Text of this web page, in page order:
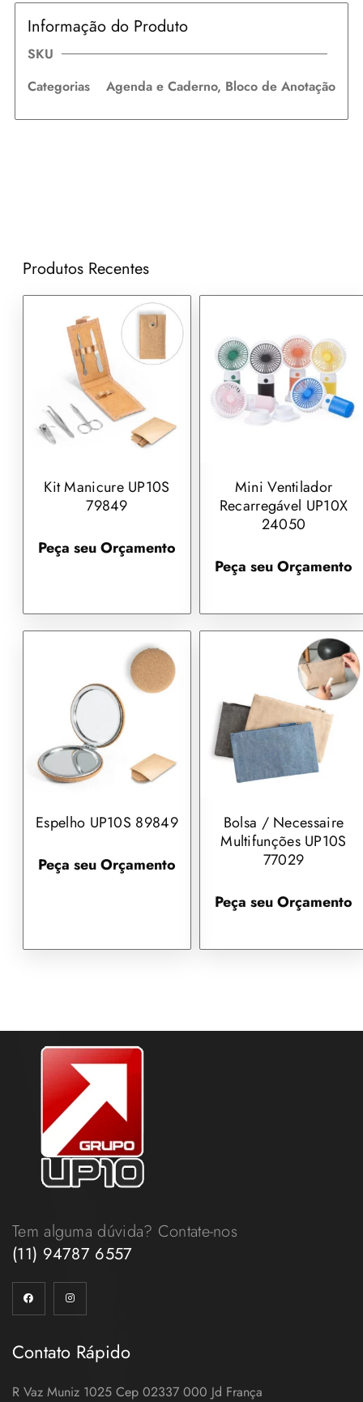
Informação do Produto
SKU
Categorias
Agenda e Caderno, Bloco de Anotação
Produtos Recentes
Kit Manicure UP10S
79849
Peça seu Orçamento
Mini Ventilador
Recarregável UP10X
24050
Peça seu Orçamento
Espelho UP10S 89849
Peça seu Orçamento
Bolsa / Necessaire
Multifunções UP10S
77029
Peça seu Orçamento
Tem alguma dúvida? Contate-nos
(11) 94787 6557
Contato Rápido
R Vaz Muniz 1025 Cep 02337 000 Jd França